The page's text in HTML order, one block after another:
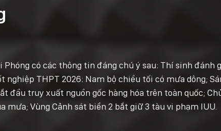
có các thông tin đáng chú ý sau: Thí sinh đánh
THPT 2026: Nam bộ chiều tối có mưa dông;
đầu truy xuất nguồn gốc hàng hóa trên toàn quốc;
Vùng Cảnh sát biển 2 bắt giữ 3 tàu vi phạm IUU.